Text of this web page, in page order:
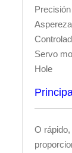
Servo
Hole
O